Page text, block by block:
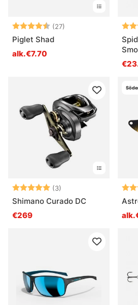
Arvio: (27)
4.7 5:sta tähdestä
Piglet Shad
alk.€7.70
Arvio: (3)
5.0 5:sta tähdestä
Shimano Curado DC
€269